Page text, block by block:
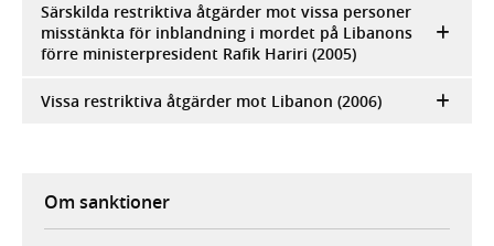
Särskilda restriktiva åtgärder mot vissa personer
misstänkta för inblandning i mordet på Libanons
förre ministerpresident Rafik Hariri (2005)
Vissa restriktiva åtgärder mot Libanon (2006)
Om sanktioner